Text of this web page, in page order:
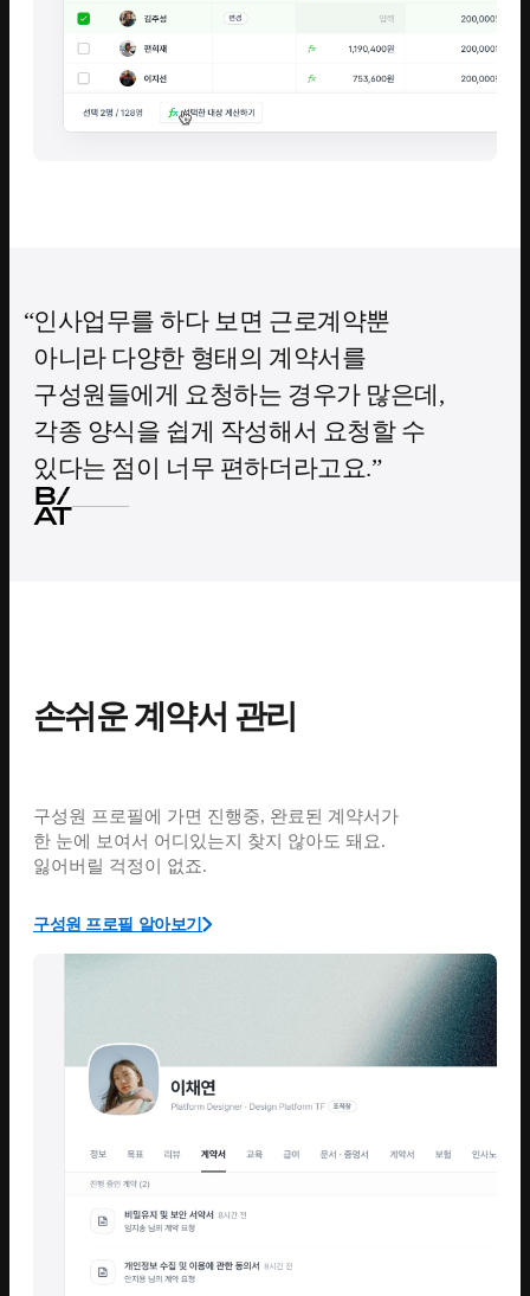
인사업무를 하다 보면 근로계약뿐
아니라 다양한 형태의 계약서를
구성원들에게 요청하는 경우가 많은데,
각종 양식을 쉽게 작성해서 요청할 수
있다는 점이 너무 편하더라고요.
손쉬운 계약서 관리
구성원 프로필에 가면 진행중, 완료된 계약서가
한 눈에 보여서 어디있는지 찾지 않아도 돼요.
잃어버릴 걱정이 없죠.
구성원 프로필 알아보기